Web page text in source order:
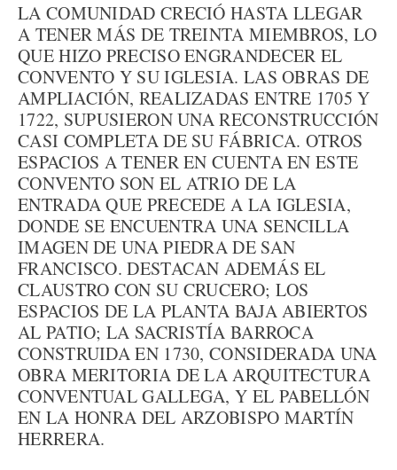
LA COMUNIDAD CRECIÓ HASTA LLEGAR
A TENER MÁS DE TREINTA MIEMBROS, LO
QUE HIZO PRECISO ENGRANDECER EL
CONVENTO Y SU IGLESIA. LAS OBRAS DE
AMPLIACIÓN, REALIZADAS ENTRE 1705 Y
1722, SUPUSIERON UNA RECONSTRUCCIÓN
CASI COMPLETA DE SU FÁBRICA. OTROS
ESPACIOS A TENER EN CUENTA EN ESTE
CONVENTO SON EL ATRIO DE LA
ENTRADA QUE PRECEDE A LA IGLESIA,
DONDE SE ENCUENTRA UNA SENCILLA
IMAGEN DE UNA PIEDRA DE SAN
FRANCISCO. DESTACAN ADEMÁS EL
CLAUSTRO CON SU CRUCERO; LOS
ESPACIOS DE LA PLANTA BAJA ABIERTOS
AL PATIO; LA SACRISTÍA BARROCA
CONSTRUIDA EN 1730, CONSIDERADA UNA
OBRA MERITORIA DE LA ARQUITECTURA
CONVENTUAL GALLEGA, Y EL PABELLÓN
EN LA HONRA DEL ARZOBISPO MARTÍN
HERRERA.